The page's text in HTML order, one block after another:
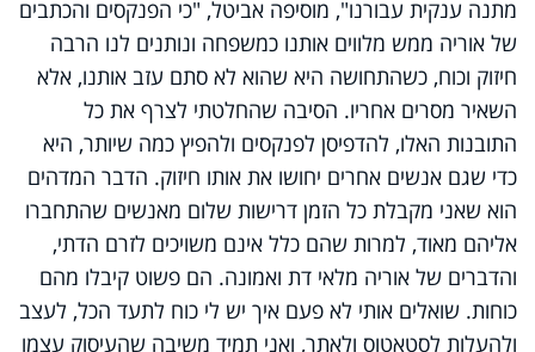
מתנה ענקית עבורנו", מוסיפה אביטל, "כי הפנקסים והכתבים
של אוריה ממש מלווים אותנו כמשפחה ונותנים לנו הרבה
חיזוק וכוח, כשהתחושה היא שהוא לא סתם עזב אותנו, אלא
השאיר מסרים אחריו. הסיבה שהחלטתי לצרף את כל
התובנות האלו, להדפיסן לפנקסים ולהפיץ כמה שיותר, היא
כדי שגם אנשים אחרים יחושו את אותו חיזוק. הדבר המדהים
הוא שאני מקבלת כל הזמן דרישות שלום מאנשים שהתחברו
אליהם מאוד, למרות שהם כלל אינם משויכים לזרם הדתי,
והדברים של אוריה מלאי דת ואמונה. הם פשוט קיבלו מהם
כוחות. שואלים אותי לא פעם איך יש לי כוח לתעד הכל, לעצב
ולהעלות לסטאטוס ולאתר, ואני תמיד משיבה שהעיסוק עצמו